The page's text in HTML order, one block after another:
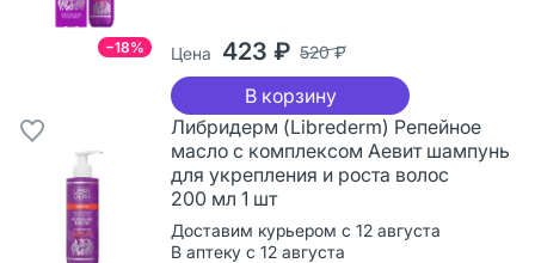
−18% Цена 423 ₽ 520 ₽
В корзину
Либридерм (Librederm) Репейное
масло с комплексом Аевит шампунь
для укрепления и роста волос
200 мл 1 шт
Доставим курьером с 12 августа
В аптеку с 12 августа